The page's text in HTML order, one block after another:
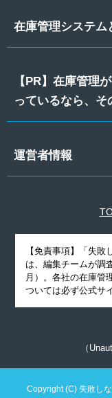
在庫管理システム
【PR】在庫管理
っているなら、
運営者情報
【免責事項】
「失敗
は、編集チームが調
月）。各社の在庫管
ついては必ず公式サ
（
Copyright (C) 失敗し